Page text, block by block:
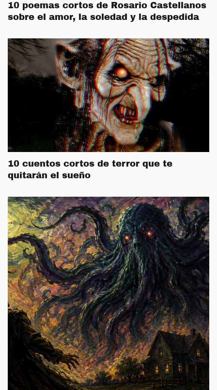
10 poemas cortos de Rosario Castellanos
sobre el amor, la soledad y la despedida
10 cuentos cortos de terror que te
quitarán el sueño